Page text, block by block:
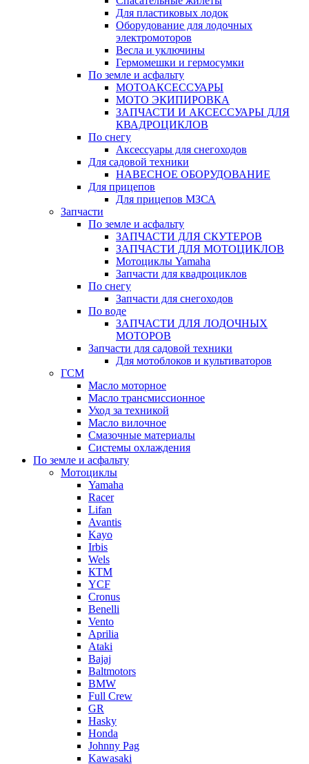
Для пластиковых лодок
Оборудование для лодочных
электромоторов
Весла и уключины
Гермомешки и гермосумки
По земле и асфальту
МОТОАКСЕССУАРЫ
МОТО ЭКИПИРОВКА
ЗАПЧАСТИ И АКСЕССУАРЫ ДЛЯ
КВАДРОЦИКЛОВ
По снегу
Аксессуары для снегоходов
Для садовой техники
НАВЕСНОЕ ОБОРУДОВАНИЕ
Для прицепов
Для прицепов МЗСА
Запчасти
По земле и асфальту
ЗАПЧАСТИ ДЛЯ СКУТЕРОВ
ЗАПЧАСТИ ДЛЯ МОТОЦИКЛОВ
Мотоциклы Yamaha
Запчасти для квадроциклов
По снегу
Запчасти для снегоходов
По воде
ЗАПЧАСТИ ДЛЯ ЛОДОЧНЫХ
МОТОРОВ
Запчасти для садовой техники
Для мотоблоков и культиваторов
ГСМ
Масло моторное
Масло трансмиссионное
Уход за техникой
Масло вилочное
Смазочные материалы
Системы охлаждения
По земле и асфальту
Мотоциклы
Yamaha
Racer
Lifan
Avantis
Kayo
Irbis
Wels
КТМ
YCF
Cronus
Benelli
Vento
Aprilia
Ataki
Bajaj
Baltmotors
BMW
Full Crew
GR
Hasky
Honda
Johnny Pag
Kawasaki